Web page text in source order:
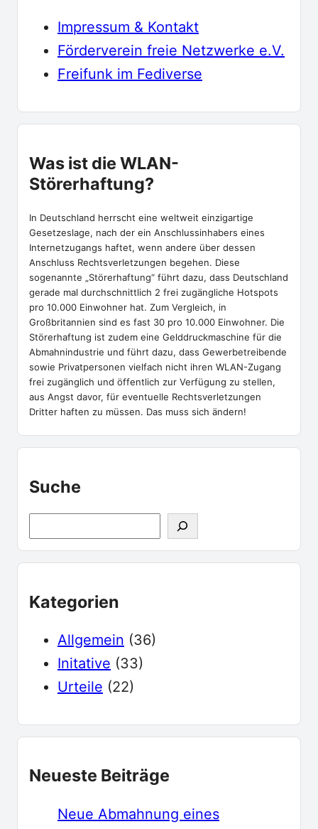
Impressum & Kontakt
Förderverein freie Netzwerke e.V.
Freifunk im Fediverse
Was ist die WLAN-
Störerhaftung?
In Deutschland herrscht eine weltweit einzigartige
Gesetzeslage, nach der ein Anschlussinhabers eines
Internetzugangs haftet, wenn andere über dessen
Anschluss Rechtsverletzungen begehen. Diese
sogenannte „Störerhaftung“ führt dazu, dass Deutschland
gerade mal durchschnittlich 2 frei zugängliche Hotspots
pro 10.000 Einwohner hat. Zum Vergleich, in
Großbritannien sind es fast 30 pro 10.000 Einwohner. Die
Störerhaftung ist zudem eine Gelddruckmaschine für die
Abmahnindustrie und führt dazu, dass Gewerbetreibende
sowie Privatpersonen vielfach nicht ihren WLAN-Zugang
frei zugänglich und öffentlich zur Verfügung zu stellen,
aus Angst davor, für eventuelle Rechtsverletzungen
Dritter haften zu müssen. Das muss sich ändern!
Suche
u
h
Kategorien
Allgemein (36)
Initative (33)
Urteile (22)
Neueste Beiträge
Neue Abmahnung eines